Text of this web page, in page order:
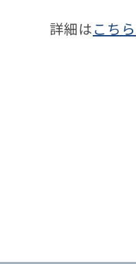
詳細はこちら